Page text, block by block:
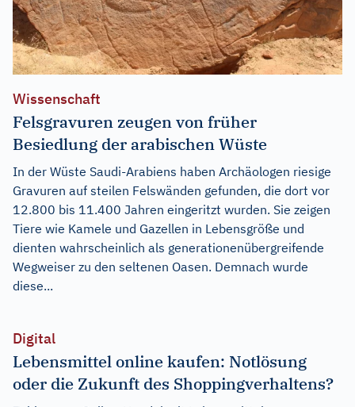
Wissenschaft
Felsgravuren zeugen von früher
Besiedlung der arabischen Wüste
In der Wüste Saudi-Arabiens haben Archäologen riesige
Gravuren auf steilen Felswänden gefunden, die dort vor
12.800 bis 11.400 Jahren eingeritzt wurden. Sie zeigen
Tiere wie Kamele und Gazellen in Lebensgröße und
dienten wahrscheinlich als generationenübergreifende
Wegweiser zu den seltenen Oasen. Demnach wurde
diese...
Digital
Lebensmittel online kaufen: Notlösung
oder die Zukunft des Shoppingverhaltens?